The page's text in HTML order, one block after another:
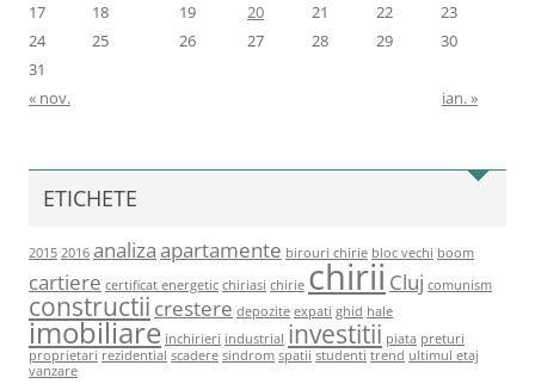
17
18 19 20 21 22
23
24
25 26 27 28 29
30
31
« nov.
ian. »
ETICHETE
2015 2016 analizaapartamente birouri chirie bloc vechi boom
cartiere certificat energetic chiriasi chirie chirii Cluj comunism
constructii crestere depozite expati ghid hale
imobiliare inchirieri industrial investitii piata preturi
proprietari rezidential scadere sindrom spatii studenti trend ultimul etaj
vanzare